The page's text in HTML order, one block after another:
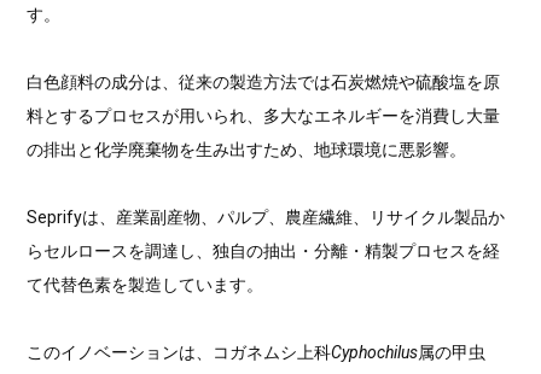
す。
白色顔料の成分は、従来の製造方法では石炭燃焼や硫酸塩を原
料とするプロセスが用いられ、多大なエネルギーを消費し大量
の排出と化学廃棄物を生み出すため、地球環境に悪影響。
Seprifyは、産業副産物、パルプ、農産繊維、リサイクル製品か
らセルロースを調達し、独自の抽出・分離・精製プロセスを経
て代替色素を製造しています。
このイノベーションは、コガネムシ上科Cyphochilus属の甲虫